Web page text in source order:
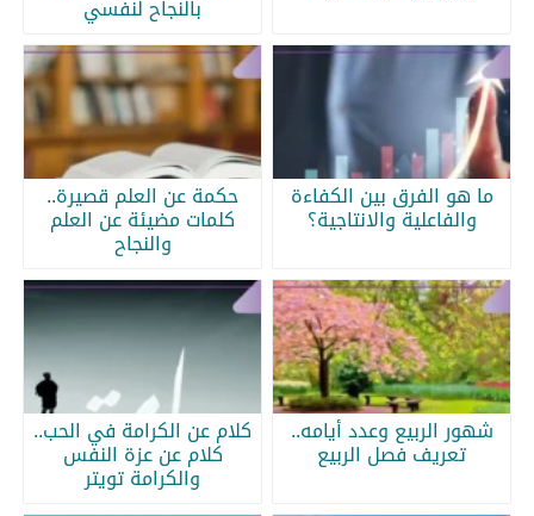
بالنجاح لنفسي
ما هو الفرق بين الكفاءة
والفاعلية والانتاجية؟
حكمة عن العلم قصيرة..
كلمات مضيئة عن العلم
والنجاح
شهور الربيع وعدد أيامه..
تعريف فصل الربيع
كلام عن الكرامة في الحب..
كلام عن عزة النفس
والكرامة تويتر